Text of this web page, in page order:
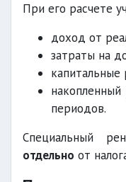
При его расчете
доход от
затраты на
капитальные
периодов.
Специальный
отдельно от